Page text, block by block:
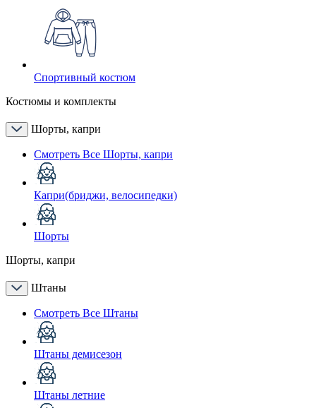
Спортивный костюм
Костюмы и комплекты
Шорты, капри
Смотреть Все Шорты, капри
Капри(бриджи, велосипедки)
Шорты
Шорты, капри
Штаны
Смотреть Все Штаны
Штаны демисезон
Штаны летние